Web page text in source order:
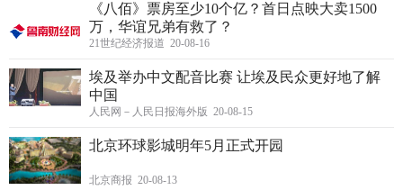
《八佰》票房至少10个亿？首日点映大卖1500
万，华谊兄弟有救了？
21世纪经济报道 20-08-16
埃及举办中文配音比赛 让埃及民众更好地了解
中国
人民网－人民日报海外版 20-08-15
北京环球影城明年5月正式开园
北京商报 20-08-13